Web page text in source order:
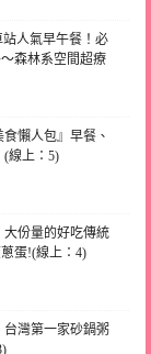
站人氣早午餐！必
森林系空間超療
懶人包』早餐、
(線上：5)
大份量的好吃傳統
蛋!(線上：4)
灣第一家砂鍋粥